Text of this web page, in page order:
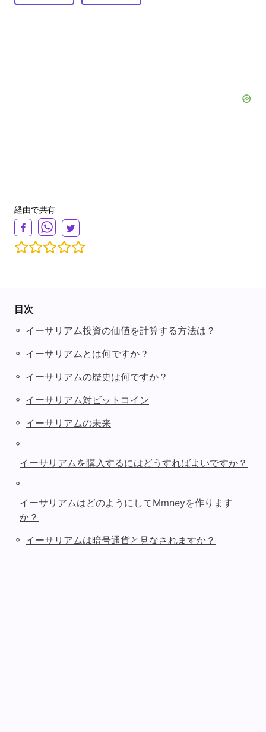
経由で共有
目次
◦ イーサリアム投資の価値を計算する方法は？
◦ イーサリアムとは何ですか？
◦ イーサリアムの歴史は何ですか？
◦ イーサリアム対ビットコイン
◦ イーサリアムの未来
◦
イーサリアムを購入するにはどうすればよいですか？
◦
イーサリアムはどのようにしてMmneyを作ります
か？
◦ イーサリアムは暗号通貨と見なされますか？